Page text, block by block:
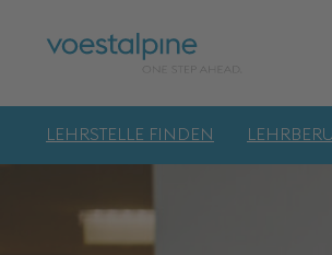
LEHRSTELLE FINDEN